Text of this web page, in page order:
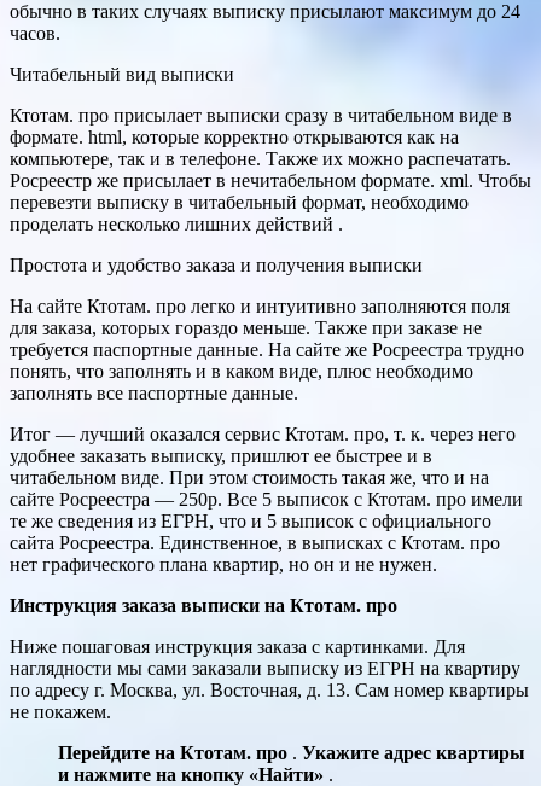
обычно в таких случаях выписку присылают максимум до 24
часов.
Читабельный вид выписки
Ктотам. про присылает выписки сразу в читабельном виде в
формате. html, которые корректно открываются как на
компьютере, так и в телефоне. Также их можно распечатать.
Росреестр же присылает в нечитабельном формате. xml. Чтобы
перевезти выписку в читабельный формат, необходимо
проделать несколько лишних действий .
Простота и удобство заказа и получения выписки
На сайте Ктотам. про легко и интуитивно заполняются поля
для заказа, которых гораздо меньше. Также при заказе не
требуется паспортные данные. На сайте же Росреестра трудно
понять, что заполнять и в каком виде, плюс необходимо
заполнять все паспортные данные.
Итог — лучший оказался сервис Ктотам. про, т. к. через него
удобнее заказать выписку, пришлют ее быстрее и в
читабельном виде. При этом стоимость такая же, что и на
сайте Росреестра — 250р. Все 5 выписок с Ктотам. про имели
те же сведения из ЕГРН, что и 5 выписок с официального
сайта Росреестра. Единственное, в выписках с Ктотам. про
нет графического плана квартир, но он и не нужен.
Инструкция заказа выписки на Ктотам. про
Ниже пошаговая инструкция заказа с картинками. Для
наглядности мы сами заказали выписку из ЕГРН на квартиру
по адресу г. Москва, ул. Восточная, д. 13. Сам номер квартиры
не покажем.
Перейдите на Ктотам. про . Укажите адрес квартиры
и нажмите на кнопку «Найти» .